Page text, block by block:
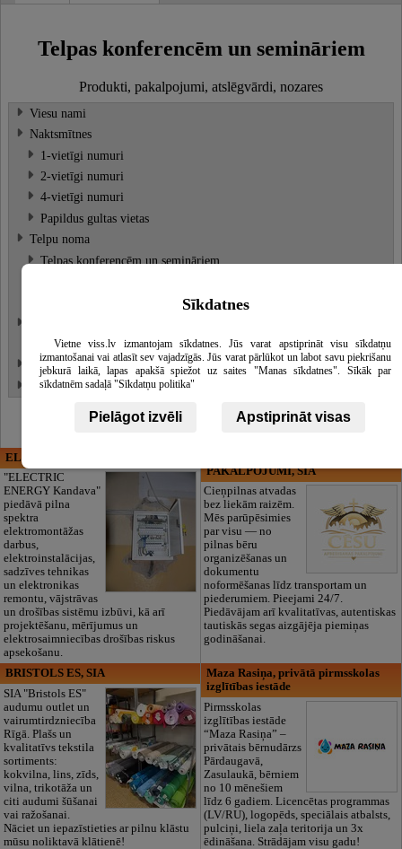
Telpas konferencēm un semināriem
Produkti, pakalpojumi, atslēgvārdi, nozares
Viesu nami
Naktsmītnes
1-vietīgi numuri
2-vietīgi numuri
4-vietīgi numuri
Papildus gultas vietas
Telpu noma
Telpas konferencēm un semināriem
Banketu zāles un telpas svinībām
Telšu vietas
Autostāvvietas
Viesnīcas
ELECTRIC ENERGY
"ELECTRIC
ENERGY Kandava"
piedāvā pilna
spektra
elektromontāžas
darbus,
elektroinstalācijas,
sadzīves tehnikas
un elektronikas
remontu, vājstrāvas
un drošības sistēmu izbūvi, kā arī
projektēšanu, mērījumus un
elektrosaimniecības drošības riskus
apsekošanu.
PAKALPOJUMI, SIA
Cieņpilnas atvadas
bez liekām raizēm.
Mēs parūpēsimies
par visu — no
pilnas bēru
organizēšanas un
dokumentu
noformēšanas līdz transportam un
piederumiem. Pieejami 24/7.
Piedāvājam arī kvalitatīvas, autentiskas
tautiskās segas aizgājēja piemiņas
godināšanai.
BRISTOLS ES, SIA
SIA "Bristols ES"
audumu outlet un
vairumtirdzniecība
Rīgā. Plašs un
kvalitatīvs tekstila
sortiments:
kokvilna, lins, zīds,
vilna, trikotāža un
citi audumi šūšanai
vai ražošanai.
Nāciet un iepazīstieties ar pilnu klāstu
mūsu noliktavā klātienē!
Maza Rasiņa, privātā pirmsskolas
izglītības iestāde
Pirmsskolas
izglītības iestāde
“Maza Rasiņa” –
privātais bērnudārzs
Pārdaugavā,
Zasulaukā, bērniem
no 10 mēnešiem
līdz 6 gadiem. Licencētas programmas
(LV/RU), logopēds, speciālais atbalsts,
pulciņi, liela zaļa teritorija un 3x
ēdināšana. Strādājam visu gadu!
Sīkdatnes
Vietne viss.lv izmantojam sīkdatnes. Jūs varat apstiprināt visu sīkdatņu
izmantošanai vai atlasīt sev vajadzīgās. Jūs varat pārlūkot un labot savu piekrišanu
jebkurā laikā, lapas apakšā spiežot uz saites "Manas sīkdatnes". Sīkāk par
sīkdatnēm sadaļā "Sīkdatņu politika"
Pielāgot izvēli Apstiprināt visas